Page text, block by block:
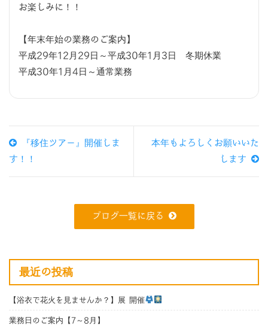
お楽しみに！！
【年末年始の業務のご案内】
平成29年12月29日～平成30年1月3日 冬期休業
平成30年1月4日～通常業務
『移住ツアー』開催しま
す！！
本年もよろしくお願いいた
します
ブログ一覧に戻る
最近の投稿
【浴衣で花火を見ませんか？】展 開催
業務日のご案内【7～8月】